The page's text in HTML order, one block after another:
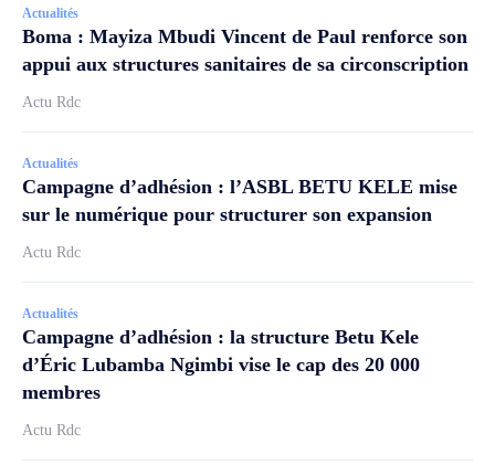
Actualités
Boma : Mayiza Mbudi Vincent de Paul renforce son
appui aux structures sanitaires de sa circonscription
Actu Rdc
Actualités
Campagne d’adhésion : l’ASBL BETU KELE mise
sur le numérique pour structurer son expansion
Actu Rdc
Actualités
Campagne d’adhésion : la structure Betu Kele
d’Éric Lubamba Ngimbi vise le cap des 20 000
membres
Actu Rdc